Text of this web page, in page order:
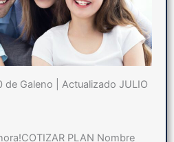
de Galeno | Actualizado JULIO
PLAN Nombre